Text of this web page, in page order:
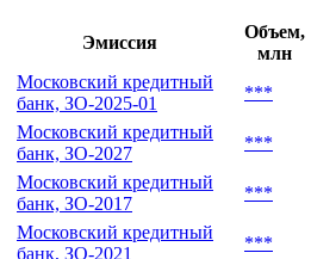
Эмиссия
Объем,
млн
Московский кредитный
банк, ЗО-2025-01
***
Московский кредитный
банк, ЗО-2027
***
Московский кредитный
банк, ЗО-2017
***
Московский кредитный
банк, ЗО-2021
***